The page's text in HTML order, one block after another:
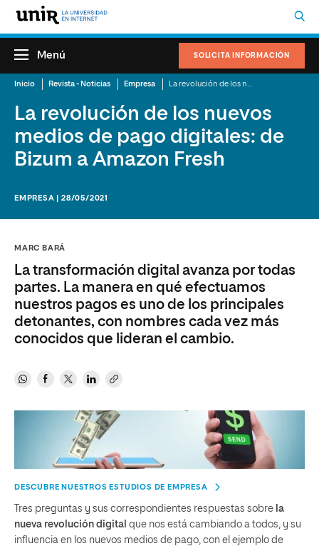
SOLICITA INFORMACIÓN
Menú
Inicio Revista - Noticias Empresa
La revolución de los nuevos
medios de pago digitales: de
Bizum a Amazon Fresh
EMPRESA | 28/05/2021
MARC BARÁ
La transformación digital avanza por todas
partes. La manera en qué efectuamos
nuestros pagos es uno de los principales
detonantes, con nombres cada vez más
conocidos que lideran el cambio.
DESCUBRE NUESTROS ESTUDIOS DE EMPRESA
Tres preguntas y sus correspondientes respuestas sobre la
nueva revolución digital que nos está cambiando a todos, y su
influencia en los nuevos medios de pago, con el ejemplo de